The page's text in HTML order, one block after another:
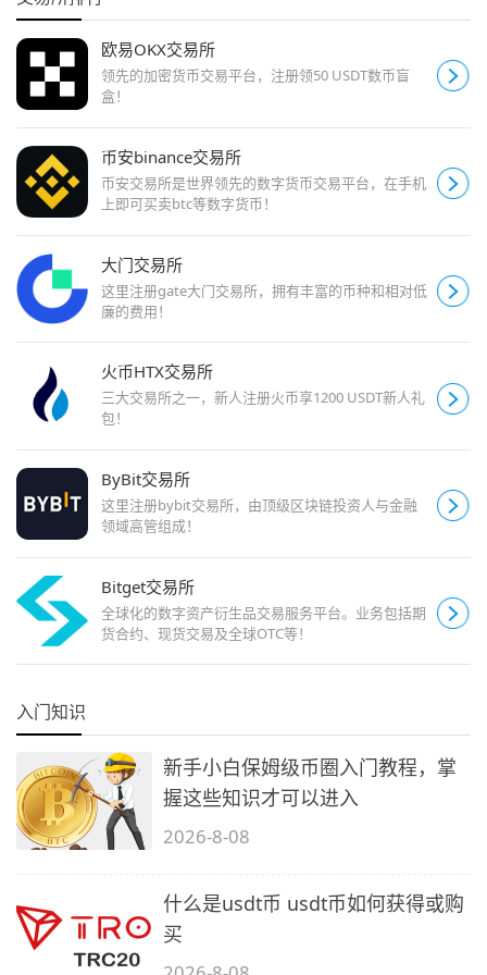
欧易OKX交易所
领先的加密货币交易平台，注册领50 USDT数币盲
盒！
币安binance交易所
币安交易所是世界领先的数字货币交易平台，在手机
上即可买卖btc等数字货币！
大门交易所
这里注册gate大门交易所，拥有丰富的币种和相对低
廉的费用！
火币HTX交易所
三大交易所之一，新人注册火币享1200 USDT新人礼
包！
ByBit交易所
这里注册bybit交易所，由顶级区块链投资人与金融
领域高管组成！
Bitget交易所
全球化的数字资产衍生品交易服务平台。业务包括期
货合约、现货交易及全球OTC等！
入门知识
新手小白保姆级币圈入门教程，掌
握这些知识才可以进入
2026-8-08
什么是usdt币 usdt币如何获得或购
买